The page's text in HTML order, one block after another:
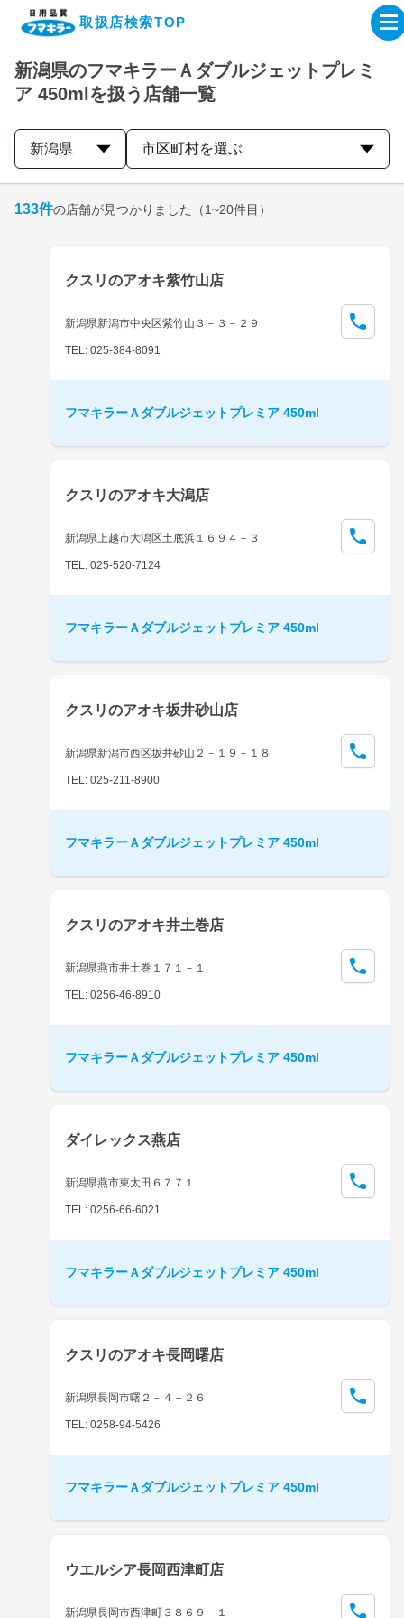
取扱店検索TOP
企業・IR情報サイト
製品情報サイト
取扱店検索はこちら
新潟県のフマキラーＡダブルジェットプレミ
ア 450mlを扱う店舗一覧
新潟県 市区町村を選ぶ
133件の店舗が見つかりました （1~20件目）
クスリのアオキ紫竹山店
新潟県新潟市中央区紫竹山３－３－２９
TEL: 025-384-8091
フマキラーＡダブルジェットプレミア 450ml
クスリのアオキ大潟店
新潟県上越市大潟区土底浜１６９４－３
TEL: 025-520-7124
フマキラーＡダブルジェットプレミア 450ml
クスリのアオキ坂井砂山店
新潟県新潟市西区坂井砂山２－１９－１８
TEL: 025-211-8900
フマキラーＡダブルジェットプレミア 450ml
クスリのアオキ井土巻店
新潟県燕市井土巻１７１－１
TEL: 0256-46-8910
フマキラーＡダブルジェットプレミア 450ml
ダイレックス燕店
新潟県燕市東太田６７７１
TEL: 0256-66-6021
フマキラーＡダブルジェットプレミア 450ml
クスリのアオキ長岡曙店
新潟県長岡市曙２－４－２６
TEL: 0258-94-5426
フマキラーＡダブルジェットプレミア 450ml
ウエルシア長岡西津町店
新潟県長岡市西津町３８６９－１